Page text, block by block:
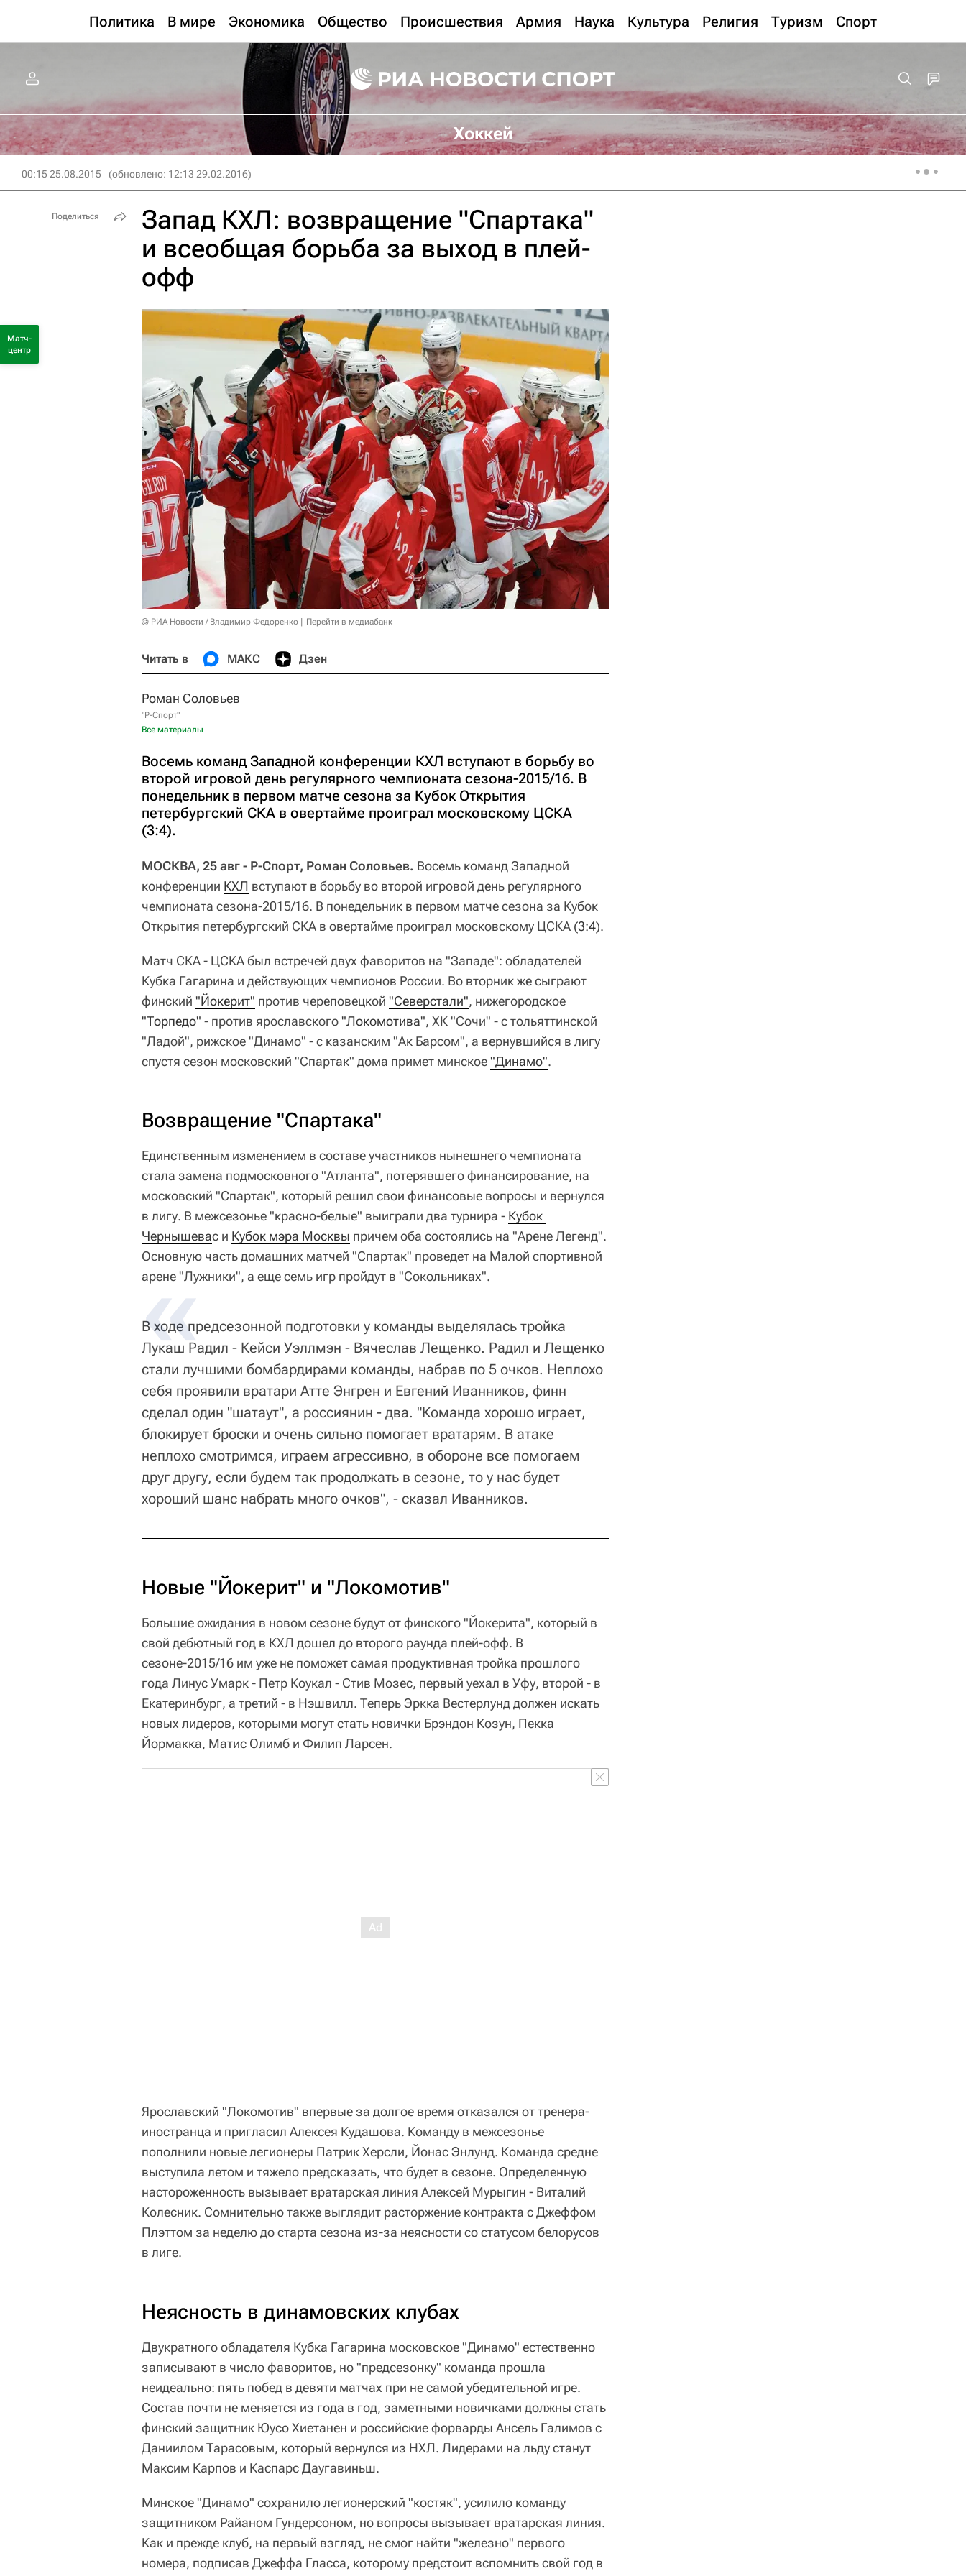
Политика В мире Экономика Общество Происшествия Армия Наука Культура Религия Туризм Спорт
Хоккей
00:15 25.08.2015 (обновлено: 12:13 29.02.2016)
Запад КХЛ: возвращение "Спартака"
и всеобщая борьба за выход в плей-
офф
© РИА Новости / Владимир Федоренко Перейти в медиабанк
Читать в МАКС Дзен
Роман Соловьев
"Р-Спорт"
Все материалы
Восемь команд Западной конференции КХЛ вступают в борьбу во
второй игровой день регулярного чемпионата сезона-2015/16. В
понедельник в первом матче сезона за Кубок Открытия
петербургский СКА в овертайме проиграл московскому ЦСКА
(3:4).
МОСКВА, 25 авг - Р-Спорт, Роман Соловьев. Восемь команд Западной
конференции КХЛ вступают в борьбу во второй игровой день регулярного
чемпионата сезона-2015/16. В понедельник в первом матче сезона за Кубок
Открытия петербургский СКА в овертайме проиграл московскому ЦСКА (3:4).
Матч СКА - ЦСКА был встречей двух фаворитов на "Западе": обладателей
Кубка Гагарина и действующих чемпионов России. Во вторник же сыграют
финский "Йокерит" против череповецкой "Северстали", нижегородское
"Торпедо" - против ярославского"Локомотива", ХК "Сочи" - с тольяттинской
"Ладой", рижское "Динамо" - с казанским "Ак Барсом", а вернувшийся в лигу
спустя сезон московский "Спартак" дома примет минское"Динамо".
Возвращение "Спартака"
Единственным изменением в составе участников нынешнего чемпионата
стала замена подмосковного "Атланта", потерявшего финансирование, на
московский "Спартак", который решил свои финансовые вопросы и вернулся
в лигу. В межсезонье "красно-белые" выиграли два турнира - Кубок
Чернышевас и Кубок мэра Москвы причем оба состоялись на "Арене Легенд".
Основную часть домашних матчей "Спартак" проведет на Малой спортивной
арене "Лужники", а еще семь игр пройдут в "Сокольниках".
В ходе предсезонной подготовки у команды выделялась тройка
Лукаш Радил - Кейси Уэллмэн - Вячеслав Лещенко. Радил и Лещенко
стали лучшими бомбардирами команды, набрав по 5 очков. Неплохо
себя проявили вратари Атте Энгрен и Евгений Иванников, финн
сделал один "шатаут", а россиянин - два. "Команда хорошо играет,
блокирует броски и очень сильно помогает вратарям. В атаке
неплохо смотримся, играем агрессивно, в обороне все помогаем
друг другу, если будем так продолжать в сезоне, то у нас будет
хороший шанс набрать много очков", - сказал Иванников.
Новые "Йокерит" и "Локомотив"
Большие ожидания в новом сезоне будут от финского "Йокерита", который в
свой дебютный год в КХЛ дошел до второго раунда плей-офф. В
сезоне-2015/16 им уже не поможет самая продуктивная тройка прошлого
года Линус Умарк - Петр Коукал - Стив Мозес, первый уехал в Уфу, второй - в
Екатеринбург, а третий - в Нэшвилл. Теперь Эркка Вестерлунд должен искать
новых лидеров, которыми могут стать новички Брэндон Козун, Пекка
Йормакка, Матис Олимб и Филип Ларсен.
Ярославский "Локомотив" впервые за долгое время отказался от тренера-
иностранца и пригласил Алексея Кудашова. Команду в межсезонье
пополнили новые легионеры Патрик Херсли, Йонас Энлунд. Команда средне
выступила летом и тяжело предсказать, что будет в сезоне. Определенную
настороженность вызывает вратарская линия Алексей Мурыгин - Виталий
Колесник. Сомнительно также выглядит расторжение контракта с Джеффом
Плэттом за неделю до старта сезона из-за неясности со статусом белорусов
в лиге.
Неясность в динамовских клубах
Двукратного обладателя Кубка Гагарина московское "Динамо" естественно
записывают в число фаворитов, но "предсезонку" команда прошла
неидеально: пять побед в девяти матчах при не самой убедительной игре.
Состав почти не меняется из года в год, заметными новичками должны стать
финский защитник Юусо Хиетанен и российские форварды Ансель Галимов с
Даниилом Тарасовым, который вернулся из НХЛ. Лидерами на льду станут
Максим Карпов и Каспарс Даугавиньш.
Минское "Динамо" сохранило легионерский "костяк", усилило команду
защитником Райаном Гундерсоном, но вопросы вызывает вратарская линия.
Как и прежде клуб, на первый взгляд, не смог найти "железно" первого
номера, подписав Джеффа Гласса, которому предстоит вспомнить свой год в
Поделиться
Матч-
центр